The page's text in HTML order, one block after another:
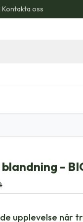
Kontakta oss
-
upplevelse när